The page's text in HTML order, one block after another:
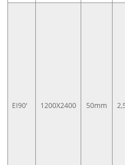
EI90′ 1200X2400 50mm